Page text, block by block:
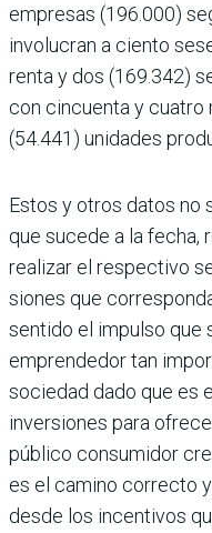
empresas (196.000)
involucran a ciento
renta y dos (169.342)
con cincuenta y cuatro
(54.441) unidades
Estos y otros datos no
que sucede a la fecha,
realizar el respectivo
siones que
sentido el impulso que
emprende­dor tan
sociedad dado que es
inversiones para
público consumidor
es el camino correcto
desde los incentivos